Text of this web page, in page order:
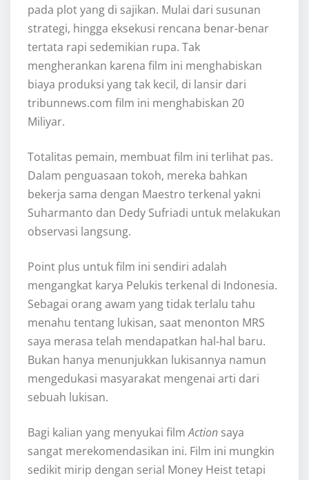
pada plot yang di sajikan. Mulai dari susunan
strategi, hingga eksekusi rencana benar-benar
tertata rapi sedemikian rupa. Tak
mengherankan karena film ini menghabiskan
biaya produksi yang tak kecil, di lansir dari
tribunnews.com film ini menghabiskan 20
Miliyar.
Totalitas pemain, membuat film ini terlihat pas.
Dalam penguasaan tokoh, mereka bahkan
bekerja sama dengan Maestro terkenal yakni
Suharmanto dan Dedy Sufriadi untuk melakukan
observasi langsung.
Point plus untuk film ini sendiri adalah
mengangkat karya Pelukis terkenal di Indonesia.
Sebagai orang awam yang tidak terlalu tahu
menahu tentang lukisan, saat menonton MRS
saya merasa telah mendapatkan hal-hal baru.
Bukan hanya menunjukkan lukisannya namun
mengedukasi masyarakat mengenai arti dari
sebuah lukisan.
Bagi kalian yang menyukai filmAction saya
sangat merekomendasikan ini. Film ini mungkin
sedikit mirip dengan serial Money Heist tetapi